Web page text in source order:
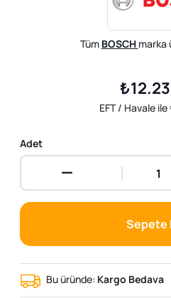
Tüm BOSCH marka
EFT / Havale
Adet
Sepete
Bu üründe: Kargo Bedava